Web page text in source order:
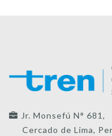
Jr. Monsefú N° 681,
Cercado de Lima,